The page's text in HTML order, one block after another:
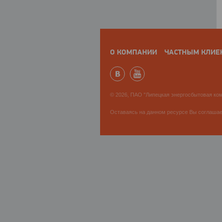
О КОМПАНИИ ЧАСТНЫМ
© 2026, ПАО "Липецкая энергосбытовая
Оставаясь на данном ресурсе Вы